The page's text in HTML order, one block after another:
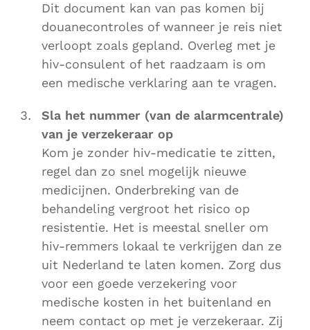
Dit document kan van pas komen bij
douanecontroles of wanneer je reis niet
verloopt zoals gepland. Overleg met je
hiv-consulent of het raadzaam is om
een medische verklaring aan te vragen.
Sla het nummer (van de alarmcentrale)
van je verzekeraar op
Kom je zonder hiv-medicatie te zitten,
regel dan zo snel mogelijk nieuwe
medicijnen. Onderbreking van de
behandeling vergroot het risico op
resistentie. Het is meestal sneller om
hiv-remmers lokaal te verkrijgen dan ze
uit Nederland te laten komen. Zorg dus
voor een goede verzekering voor
medische kosten in het buitenland en
neem contact op met je verzekeraar. Zij